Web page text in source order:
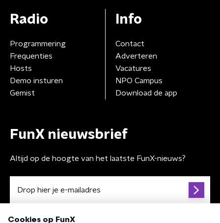
Radio
Programmering
Frequenties
Hosts
Demo insturen
Gemist
Info
Contact
Adverteren
Vacatures
NPO Campus
Download de app
FunX nieuwsbrief
Altijd op de hoogte van het laatste FunX-nieuws?